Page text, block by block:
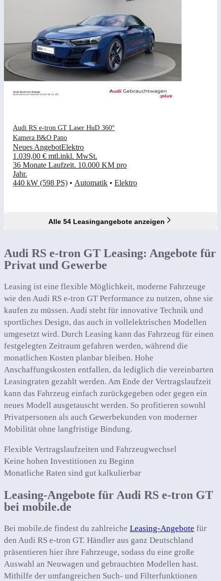
Audi RS e-tron GT Laser HuD 360°
Kamera B&O Pano
Neues AngebotElektro
1.039,00 € mtl.inkl. MwSt.
36 Monate Laufzeit. 10.000 KM pro
Jahr.
440 kW (598 PS) • Automatik • Elektro
Alle 54 Leasingangebote anzeigen
Audi RS e-tron GT Leasing: Angebote für
Privat und Gewerbe
Leasing ist eine flexible Möglichkeit, moderne Fahrzeuge
wie den Audi RS e-tron GT Performance zu nutzen, ohne sie
kaufen zu müssen. Audi steht für innovative Technik und
sportliches Design, das auch in vollelektrischen Modellen
umgesetzt wird. Durch Leasing kann das Fahrzeug für einen
festgelegten Zeitraum gefahren werden, während die
monatlichen Kosten planbar bleiben. Hohe
Anschaffungskosten entfallen, da lediglich die vereinbarten
Leasingraten gezahlt werden. Am Ende der Vertragslaufzeit
kann das Fahrzeug einfach zurückgegeben oder gegen ein
neues Modell ausgetauscht werden. So profitieren sowohl
Privatpersonen als auch Gewerbekunden von moderner
Mobilität ohne langfristige Bindung.
Flexible Vertragslaufzeiten und Fahrzeugwechsel
Keine hohen Investitionen zu Beginn
Monatliche Raten sind gut kalkulierbar
Leasing-Angebote für Audi RS e-tron GT
bei mobile.de
Bei mobile.de findest du zahlreiche Leasing-Angebote für
den Audi RS e-tron GT. Händler aus ganz Deutschland
präsentieren hier ihre Fahrzeuge, sodass du eine große
Auswahl an Neuwagen und gebrauchten Modellen hast.
Mithilfe der umfangreichen Such- und Filterfunktionen